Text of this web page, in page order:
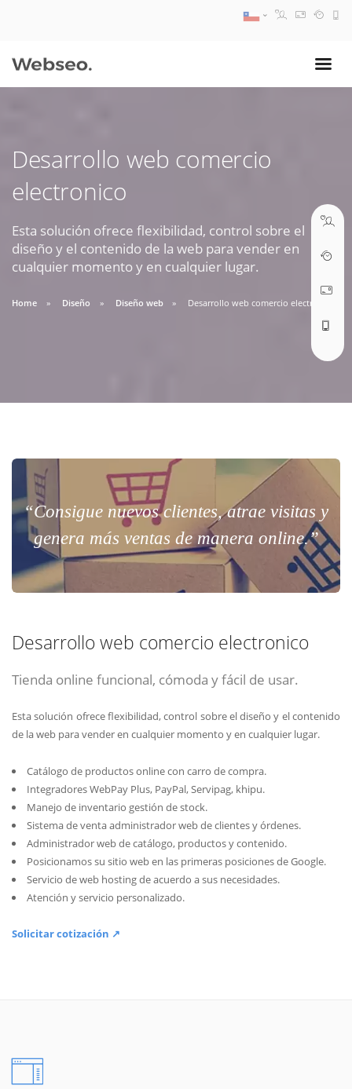
Desarrollo web comercio
electronico
Esta solución ofrece flexibilidad, control sobre el
diseño y el contenido de la web para vender en
cualquier momento y en cualquier lugar.
Home Diseño Diseño web Desarrollo web comercio electronico
“Consigue nuevos clientes, atrae visitas y
genera más ventas de manera online.”
Desarrollo web comercio electronico
Tienda online funcional, cómoda y fácil de usar.
Esta solución ofrece flexibilidad, control sobre el diseño y el contenido
de la web para vender en cualquier momento y en cualquier lugar.
Catálogo de productos online con carro de compra.
Integradores WebPay Plus, PayPal, Servipag, khipu.
Manejo de inventario gestión de stock.
Sistema de venta administrador web de clientes y órdenes.
Administrador web de catálogo, productos y contenido.
Posicionamos su sitio web en las primeras posiciones de Google.
Servicio de web hosting de acuerdo a sus necesidades.
Atención y servicio personalizado.
Solicitar cotización ↗
09:30 AM A 18:30 PM
soporte@webseo.cl
ABRIR TICKET